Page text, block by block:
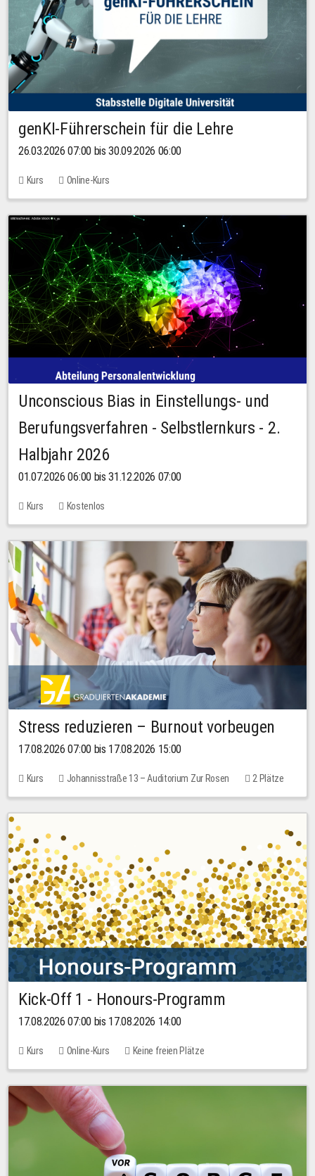
genKI-Führerschein für die Lehre
26.03.2026 07:00 bis 30.09.2026 06:00
Kurs Online-Kurs
Unconscious Bias in Einstellungs- und
Berufungsverfahren - Selbstlernkurs - 2.
Halbjahr 2026
01.07.2026 06:00 bis 31.12.2026 07:00
Kurs Kostenlos
Stress reduzieren – Burnout vorbeugen
17.08.2026 07:00 bis 17.08.2026 15:00
Kurs Johannisstraße 13 – Auditorium Zur Rosen
2 Plätze
10,00 EUR
Kick-Off 1 - Honours-Programm
17.08.2026 07:00 bis 17.08.2026 14:00
Kurs Online-Kurs Keine freien Plätze